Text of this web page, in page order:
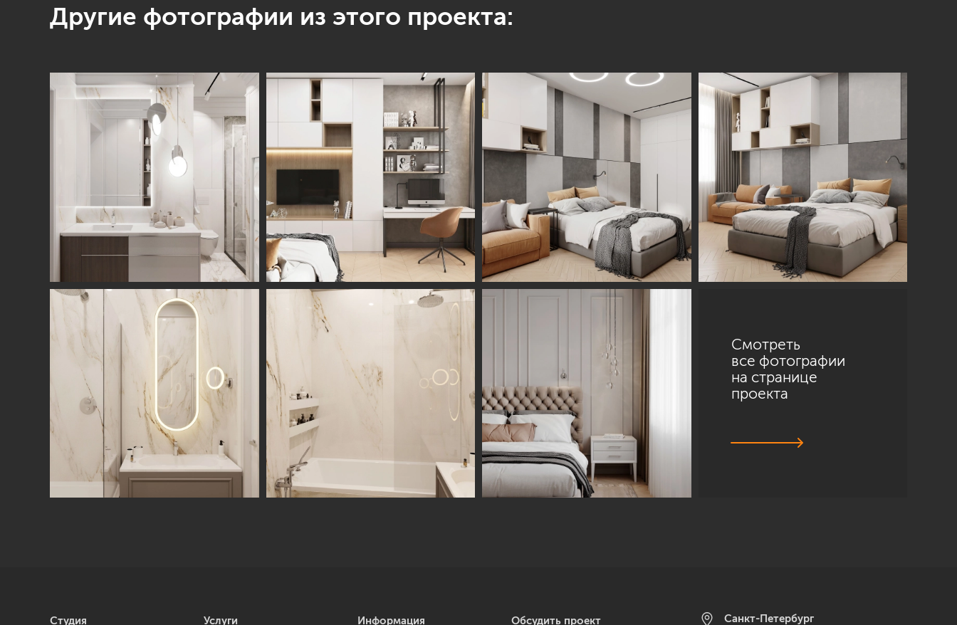
Другие фотографии из этого проекта:
Смотреть
все фотографии
на странице
проекта
Студия Услуги Информация Обсудить проект Санкт-Петербург